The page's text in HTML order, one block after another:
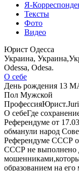
Я-
Тексты
Фото
Видео
Юрист Одесса
Украина,
Odessa, Odesa.
О себе
День рождения 13
Пол Мужской
Профессия
О себеГде
Референдуме от
обманули народ
Референдуме СССР
СССР не выполнено
образованием на